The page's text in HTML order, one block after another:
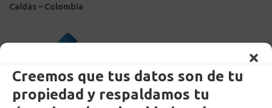
Creemos que tus datos son de tu
propiedad y respaldamos tu
Caldas – Colombia